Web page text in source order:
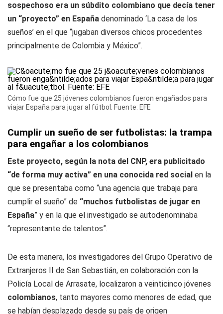
sospechoso era un súbdito colombiano que decía tener
un “proyecto” en España denominado ‘La casa de los
sueños’ en el que “jugaban diversos chicos procedentes
principalmente de Colombia y México”.
Cómo fue que 25 jóvenes colombianos fueron engañados para
viajar España para jugar al fútbol. Fuente: EFE
Cumplir un sueño de ser futbolistas: la trampa
para engañar a los colombianos
Este proyecto, según la nota del CNP, era publicitado
“de forma muy activa” en una conocida red social en la
que se presentaba como “una agencia que trabaja para
cumplir el sueño” de “muchos futbolistas de jugar en
España” y en la que el investigado se autodenominaba
“representante de talentos”.
De esta manera, los investigadores del Grupo Operativo de
Extranjeros II de San Sebastián, en colaboración con la
Policía Local de Arrasate, localizaron a veinticinco jóvenes
colombianos, tanto mayores como menores de edad, que
se habían desplazado desde su país de origen